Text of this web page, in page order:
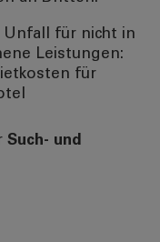
Unfall für nicht in
Leistungen:
für
Such- und